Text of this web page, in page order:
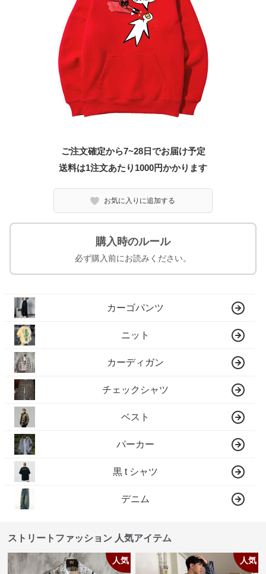
ご注文確定から7~28日でお届け予定
送料は1注文あたり 1000円かかります
お気に入りに追加する
購入時のルール
必ず購入前にお読みください。
カーゴパンツ
ニット
カーディガン
チェックシャツ
ベスト
パーカー
黒 t シャツ
デニム
ストリートファッション 人気アイテム
人気 人気